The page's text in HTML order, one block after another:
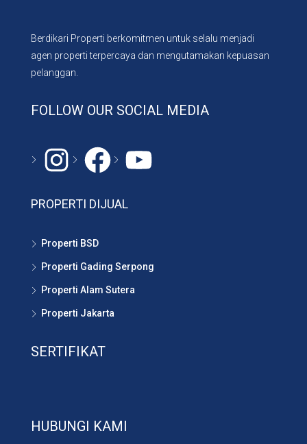
Berdikari Properti berkomitmen untuk selalu menjadi
agen properti terpercaya dan mengutamakan kepuasan
pelanggan.
FOLLOW OUR SOCIAL MEDIA
Instagram
# YouTube
PROPERTI DIJUAL
Properti BSD
Properti Gading Serpong
Properti Alam Sutera
Properti Jakarta
SERTIFIKAT
HUBUNGI KAMI